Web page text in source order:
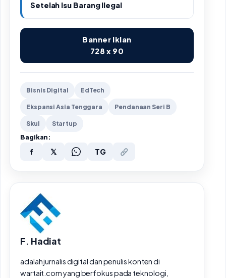
Setelah Isu Barang Ilegal
Banner Iklan
728 x 90
Bisnis Digital EdTech
Ekspansi Asia Tenggara Pendanaan Seri B
Skul Startup
Bagikan:
f 𝕏 TG
F. Hadiat
adalah jurnalis digital dan penulis konten di
wartait.com yang berfokus pada teknologi,